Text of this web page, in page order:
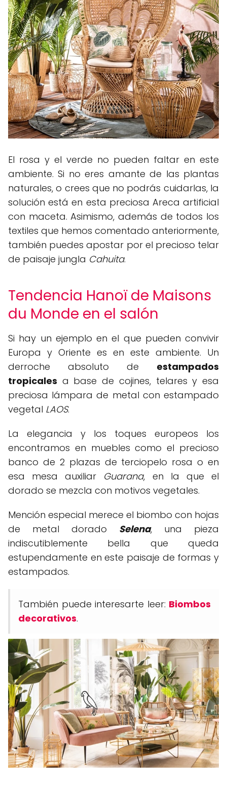
El rosa y el verde no pueden faltar en este
ambiente. Si no eres amante de las plantas
naturales, o crees que no podrás cuidarlas, la
solución está en esta preciosa Areca artificial
con maceta. Asimismo, además de todos los
textiles que hemos comentado anteriormente,
también puedes apostar por el precioso telar
de paisaje jungla Cahuita.
Tendencia Hanoï de Maisons
du Monde en el salón
Si hay un ejemplo en el que pueden convivir
Europa y Oriente es en este ambiente. Un
derroche absoluto de estampados
tropicales a base de cojines, telares y esa
preciosa lámpara de metal con estampado
vegetal LAOS.
La elegancia y los toques europeos los
encontramos en muebles como el precioso
banco de 2 plazas de terciopelo rosa o en
esa mesa auxiliar Guarana, en la que el
dorado se mezcla con motivos vegetales.
Mención especial merece el biombo con hojas
de metal dorado Selena, una pieza
indiscutiblemente bella que queda
estupendamente en este paisaje de formas y
estampados.
También puede interesarte leer: Biombos
decorativos.